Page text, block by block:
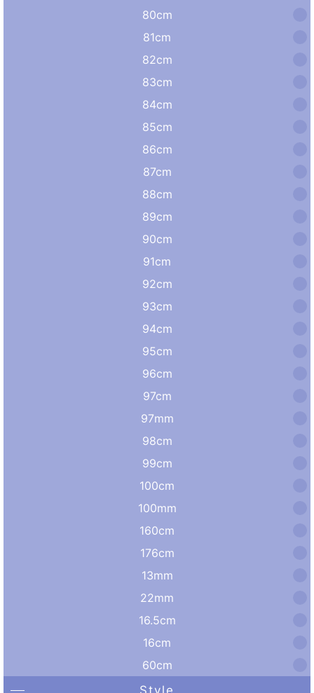
80cm
81cm
82cm
83cm
84cm
85cm
86cm
87cm
88cm
89cm
90cm
91cm
92cm
93cm
94cm
95cm
96cm
97cm
97mm
98cm
99cm
100cm
100mm
160cm
176cm
13mm
22mm
16.5cm
16cm
60cm
Style